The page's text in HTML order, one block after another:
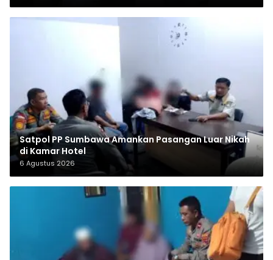
Satpol PP Sumbawa Amankan Pasangan Luar Nikah
di Kamar Hotel
6 Agustus 2026